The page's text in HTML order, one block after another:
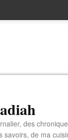
des
savoirs, de ma